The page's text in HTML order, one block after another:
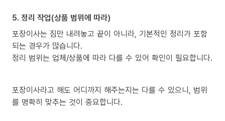
5. 정리 작업(상품 범위에 따라)
포장이사는 짐만 내려놓고 끝이 아니라, 기본적인 정리가 포함
되는 경우가 많습니다.
정리 범위는 업체/상품에 따라 다를 수 있어 확인이 필요합니다.
포장이사라고 해도 어디까지 해주는지는 다를 수 있으니, 범위
를 명확히 맞추는 것이 중요합니다.